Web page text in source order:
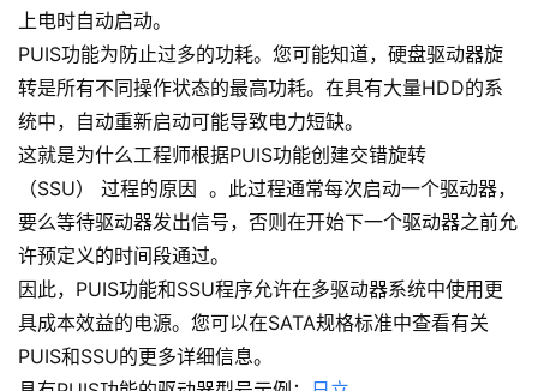
上电时自动启动。
PUIS功能为防止过多的功耗。您可能知道，硬盘驱动器旋
转是所有不同操作状态的最高功耗。在具有大量HDD的系
统中，自动重新启动可能导致电力短缺。
这就是为什么工程师根据PUIS功能创建交错旋转
（SSU） 过程的原因 。此过程通常每次启动一个驱动器，
要么等待驱动器发出信号，否则在开始下一个驱动器之前允
许预定义的时间段通过。
因此，PUIS功能和SSU程序允许在多驱动器系统中使用更
具成本效益的电源。您可以在SATA规格标准中查看有关
PUIS和SSU的更多详细信息。